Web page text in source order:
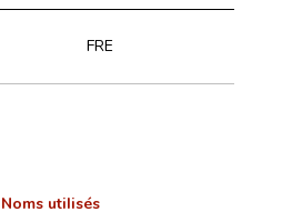
FRE
Noms utilisés